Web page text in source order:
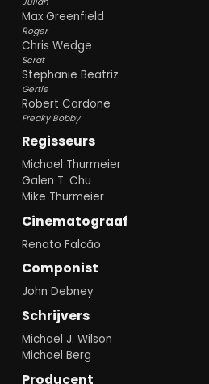
Max Greenfield
Roger
Chris Wedge
Scrat
Stephanie Beatriz
Gertie
Robert Cardone
Freaky Bobby
Regisseurs
Michael Thurmeier
Galen T. Chu
Mike Thurmeier
Cinematograaf
Renato Falcão
Componist
John Debney
Schrijvers
Michael J. Wilson
Michael Berg
Producent